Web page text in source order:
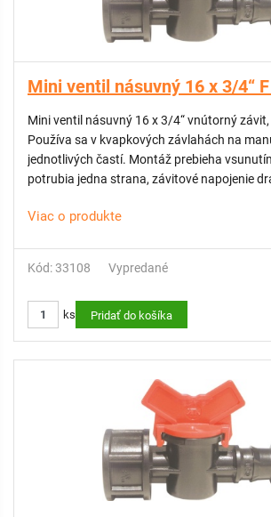
Mini ventil násuvný 16 x 3/4“
Mini ventil násuvný 16 x 3/4“ vnútorný
Používa sa v kvapkových závlahách na
jednotlivých častí. Montáž prebieha
Viac o produkte
Kód: 33108 Vypredané
ks Pridať do košíka